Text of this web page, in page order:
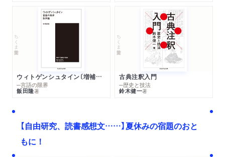
ちくま学芸文庫
ウィトゲンシュタイン〔増補新版〕
─言語の限界
飯田隆著
ちくま学芸文庫
古典注釈入門
─歴史と技法
鈴木健一著
【自由研究、読書感想文……】夏休みの宿題のおと
もに！